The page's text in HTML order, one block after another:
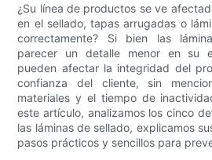
¿Su línea de productos se ve
en el sellado, tapas arrugadas o
correctamente? Si bien las
parecer un detalle menor en su
pueden afectar la integridad del
confianza del cliente, sin
materiales y el tiempo de
este artículo, analizamos los cinco
las láminas de sellado, explicamos
pasos prácticos y sencillos para